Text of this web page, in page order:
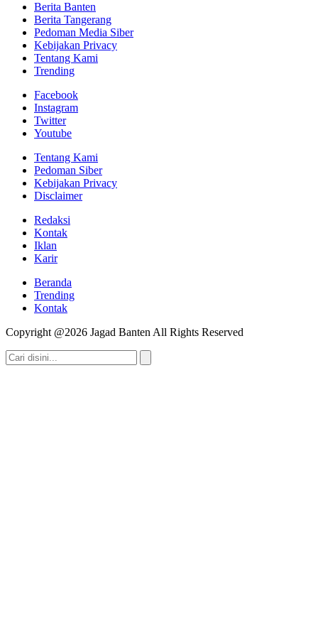
Berita Banten
Berita Tangerang
Pedoman Media Siber
Kebijakan Privacy
Tentang Kami
Trending
Facebook
Instagram
Twitter
Youtube
Tentang Kami
Pedoman Siber
Kebijakan Privacy
Disclaimer
Redaksi
Kontak
Iklan
Karir
Beranda
Trending
Kontak
Copyright @2026 Jagad Banten All Rights Reserved